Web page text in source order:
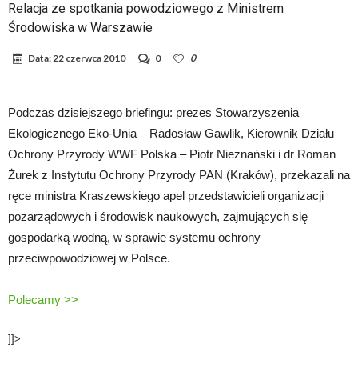
Relacja ze spotkania powodziowego z Ministrem
Środowiska w Warszawie
Data:22 czerwca 2010 0 0
Podczas dzisiejszego briefingu: prezes Stowarzyszenia
Ekologicznego Eko-Unia – Radosław Gawlik, Kierownik Działu
Ochrony Przyrody WWF Polska – Piotr Nieznański i dr Roman
Żurek z Instytutu Ochrony Przyrody PAN (Kraków), przekazali na
ręce ministra Kraszewskiego apel przedstawicieli organizacji
pozarządowych i środowisk naukowych, zajmujących się
gospodarką wodną, w sprawie systemu ochrony
przeciwpowodziowej w Polsce.
Polecamy >>
]]>